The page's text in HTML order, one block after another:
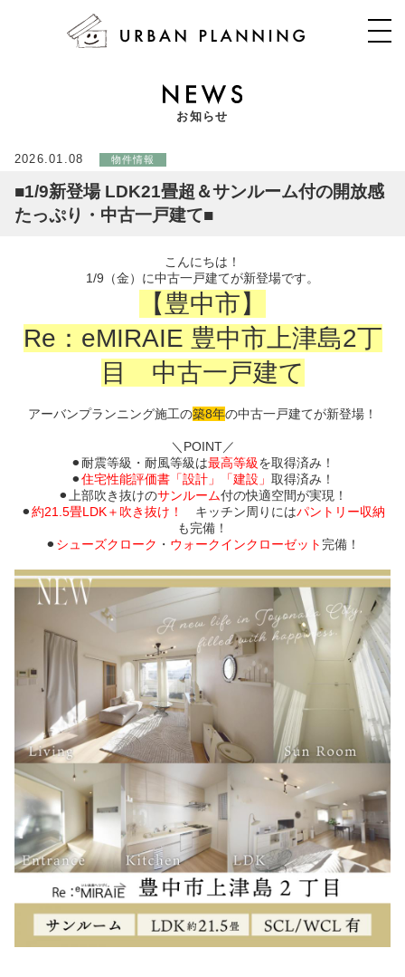
お知らせ
2026.01.08 物件情報
■1/9新登場 LDK21畳超＆サンルーム付の開放感
たっぷり・中古一戸建て■
こんにちは！
1/9（金）に中古一戸建てが新登場です。
【豊中市】
Re：eMIRAIE 豊中市上津島2丁
目 中古一戸建て
アーバンプランニング施工の築8年の中古一戸建てが新登場！
＼POINT／
⚫︎耐震等級・耐風等級は最高等級を取得済み！
⚫︎住宅性能評価書「設計」「建設」 取得済み！
⚫︎上部吹き抜けのサンルーム付の快適空間が実現！
⚫︎約21.5畳LDK＋吹き抜け！ キッチン周りにはパントリー収納
も完備！
⚫︎ シューズクローク ・ ウォークインクローゼット 完備！